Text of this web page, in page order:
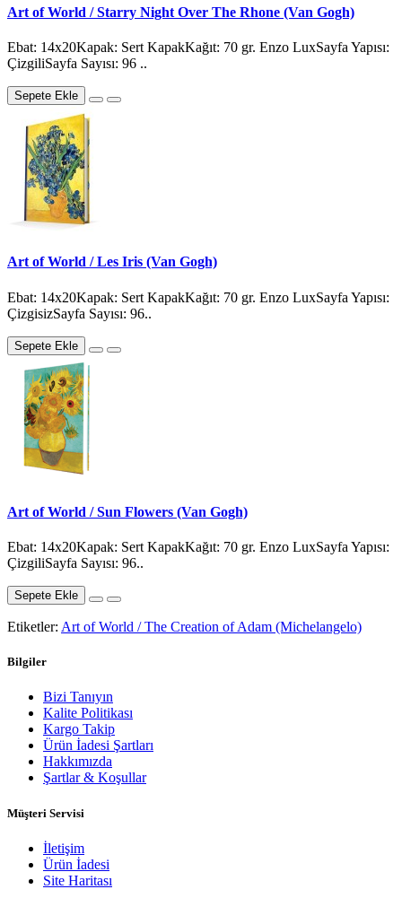
Art of World / Starry Night Over The Rhone (Van Gogh)
Ebat: 14x20Kapak: Sert KapakKağıt: 70 gr. Enzo LuxSayfa Yapısı:
ÇizgiliSayfa Sayısı: 96 ..
Sepete Ekle
Art of World / Les Iris (Van Gogh)
Ebat: 14x20Kapak: Sert KapakKağıt: 70 gr. Enzo LuxSayfa Yapısı:
ÇizgisizSayfa Sayısı: 96..
Sepete Ekle
Art of World / Sun Flowers (Van Gogh)
Ebat: 14x20Kapak: Sert KapakKağıt: 70 gr. Enzo LuxSayfa Yapısı:
ÇizgiliSayfa Sayısı: 96..
Sepete Ekle
Etiketler: Art of World / The Creation of Adam (Michelangelo)
Bilgiler
Bizi Tanıyın
Kalite Politikası
Kargo Takip
Ürün İadesi Şartları
Hakkımızda
Şartlar & Koşullar
Müşteri Servisi
İletişim
Ürün İadesi
Site Haritası